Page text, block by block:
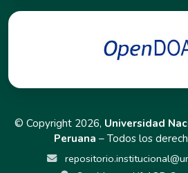
© Copyright 2026, Universidad
Peruana – Todos los